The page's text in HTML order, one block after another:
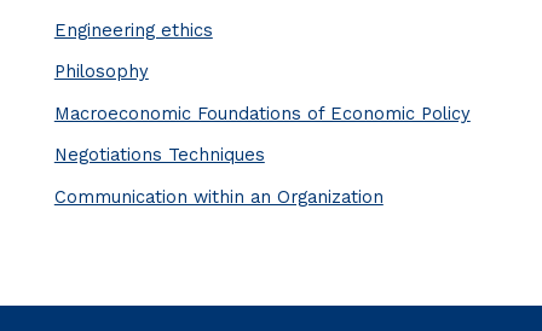
Engineering ethics
Philosophy
Macroeconomic Foundations of Economic Policy
Negotiations Techniques
Communication within an Organization